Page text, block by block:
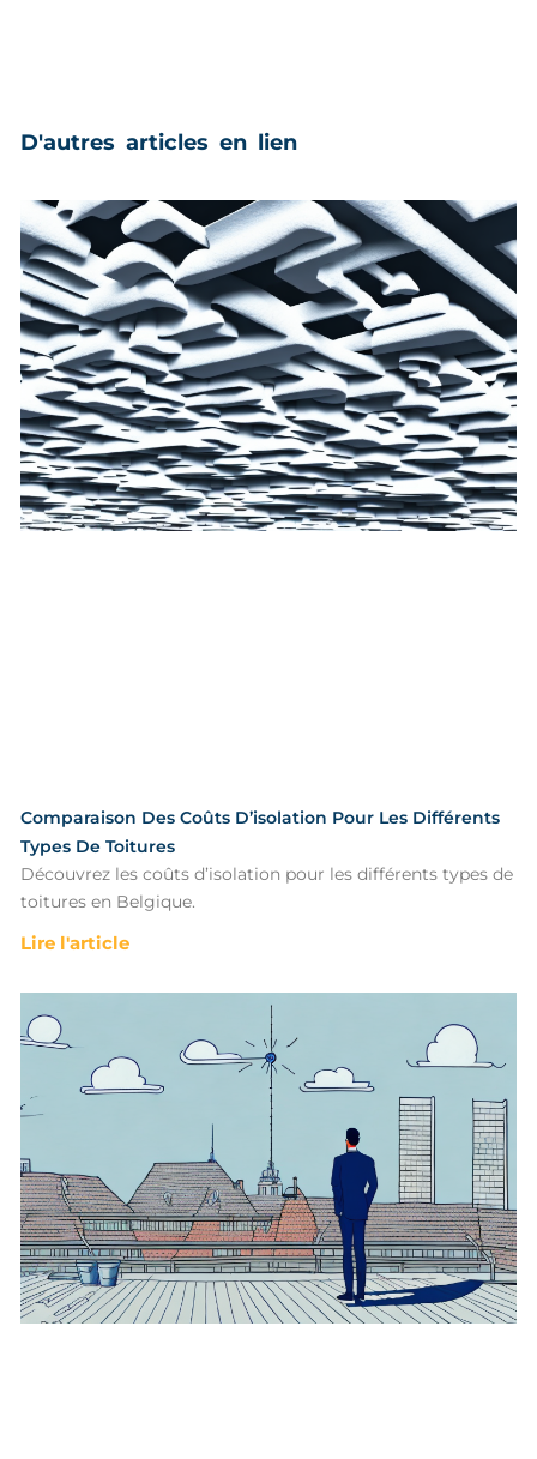
D'autres articles en lien
Comparaison Des Coûts D’isolation Pour Les Différents
Types De Toitures
Découvrez les coûts d’isolation pour les différents types de
toitures en Belgique.
Lire l'article